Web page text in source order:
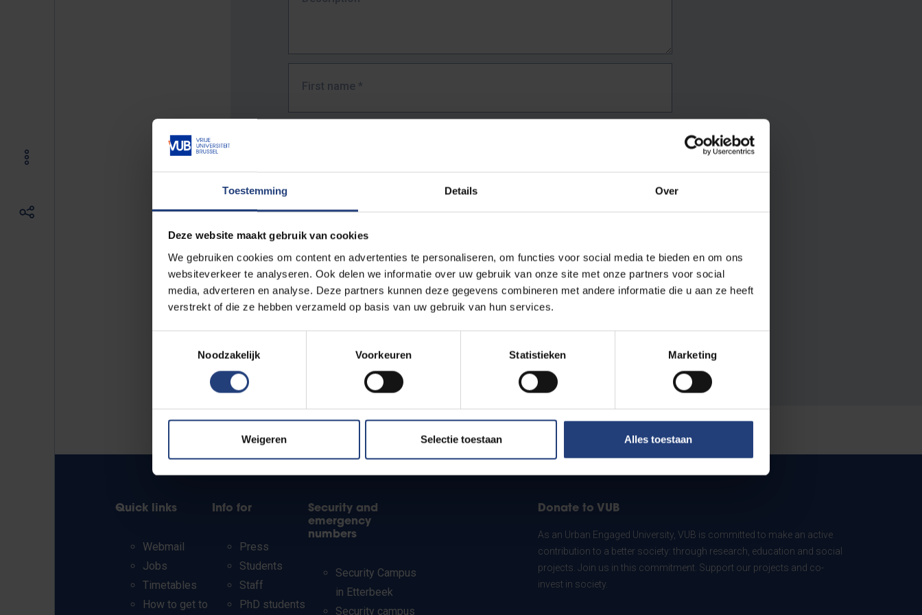
Toestemming Details Over
Deze website maakt gebruik van cookies
We gebruiken cookies om content en advertenties te personaliseren, om functies voor social media te bieden en om ons
websiteverkeer te analyseren. Ook delen we informatie over uw gebruik van onze site met onze partners voor social
media, adverteren en analyse. Deze partners kunnen deze gegevens combineren met andere informatie die u aan ze heeft
verstrekt of die ze hebben verzameld op basis van uw gebruik van hun services.
Noodzakelijk
Voorkeuren Statistieken Marketing
Weigeren Selectie toestaan Alles toestaan
First name *
The full URL of the page where you encountered the error.
E.g. https://www.vub.be/nl/studeren-aan-de-vub/alle-opleidingen
Quick links
Webmail
Jobs
Timetables
How to get to
Info for
Press
Students
Staff
PhD students
Security and
emergency
numbers
Security Campus
in Etterbeek
Security campus
Donate to VUB
As an Urban Engaged University, VUB is committed to make an active
contribution to a better society: through research, education and social
projects. Join us in this commitment. Support our projects and co-
invest in society.